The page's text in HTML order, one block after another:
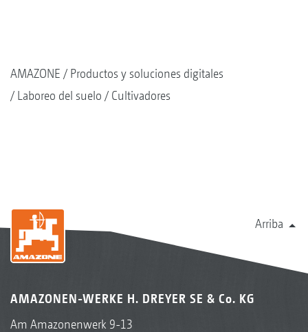
AMAZONE
Productos y soluciones digitales
Laboreo del suelo
Cultivadores
Arriba
AMAZONEN-WERKE H. DREYER SE & Co. KG
Am Amazonenwerk 9-13